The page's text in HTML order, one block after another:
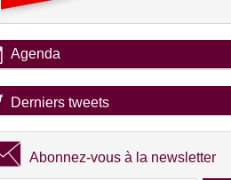
Agenda
Derniers tweets
Abonnez-vous à la newsletter